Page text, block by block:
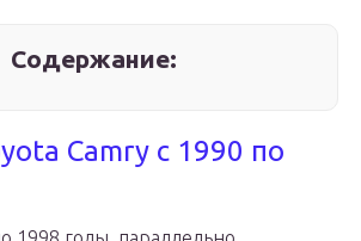
Содержание:
Camry с 1990 по